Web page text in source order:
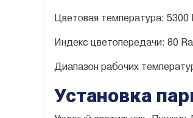
Цветовая температура: 5300
Индекс цветопередачи: 80 Ra
Диапазон рабочих
Установка